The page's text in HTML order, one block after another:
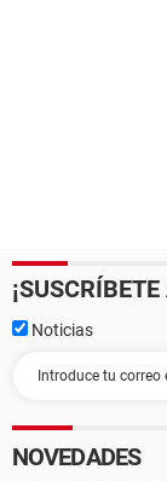
Noticias
NOVEDADES